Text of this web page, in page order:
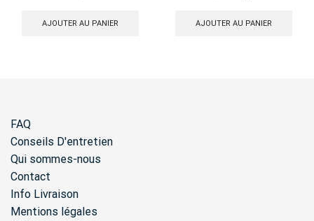
AJOUTER AU PANIER
initial
actuel
AJOUTER AU PANIER
FAQ
Conseils D'entretien
Qui sommes-nous
Contact
Info Livraison
Mentions légales